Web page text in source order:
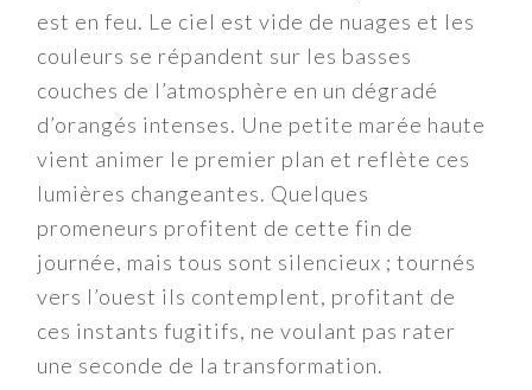
est en feu. Le ciel est vide de nuages et les
couleurs se répandent sur les basses
couches de l’atmosphère en un dégradé
d’orangés intenses. Une petite marée haute
vient animer le premier plan et reflète ces
lumières changeantes. Quelques
promeneurs profitent de cette fin de
journée, mais tous sont silencieux ; tournés
vers l’ouest ils contemplent, profitant de
ces instants fugitifs, ne voulant pas rater
une seconde de la transformation.